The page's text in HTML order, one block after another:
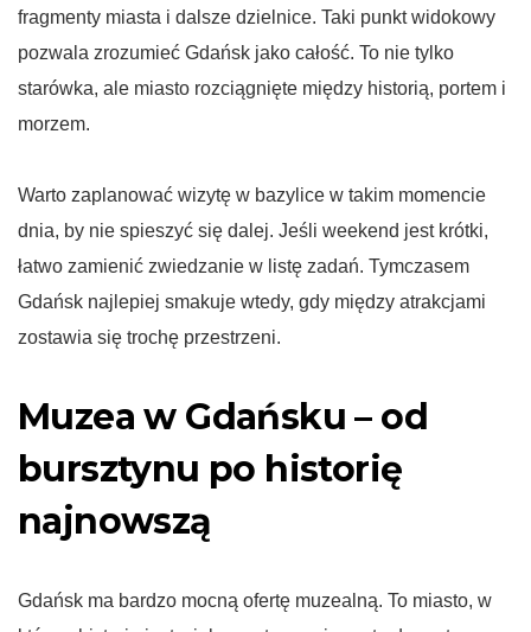
fragmenty miasta i dalsze dzielnice. Taki punkt widokowy
pozwala zrozumieć Gdańsk jako całość. To nie tylko
starówka, ale miasto rozciągnięte między historią, portem i
morzem.
Warto zaplanować wizytę w bazylice w takim momencie
dnia, by nie spieszyć się dalej. Jeśli weekend jest krótki,
łatwo zamienić zwiedzanie w listę zadań. Tymczasem
Gdańsk najlepiej smakuje wtedy, gdy między atrakcjami
zostawia się trochę przestrzeni.
Muzea w Gdańsku – od
bursztynu po historię
najnowszą
Gdańsk ma bardzo mocną ofertę muzealną. To miasto, w